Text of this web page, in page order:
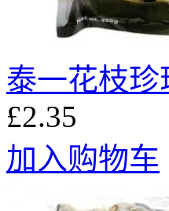
泰一花枝珍
£2.35
加入购物车